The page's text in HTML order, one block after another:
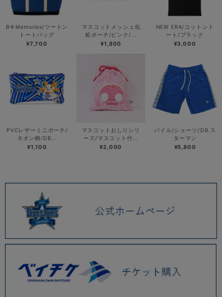
B☆Memories/ツートン
トートバッグ
¥7,700
マスコットメッシュ化
粧ポーチ/ピンク/...
¥1,800
NEW ERA/コットント
ート/ブラック
¥3,000
PVCレザーミニポーチ/
ネオン柄/DB...
¥1,100
マスコットおしりシリ
ーズ/マスコット付...
¥2,000
パイル/ショーツ/DB.ス
ターマン
¥5,800